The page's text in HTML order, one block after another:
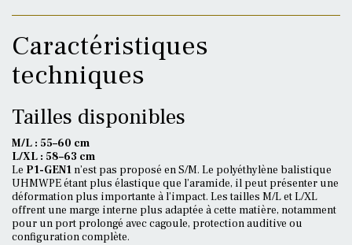
Caractéristiques
techniques
Tailles disponibles
M/L : 55–60 cm
L/XL : 58–63 cm
Le P1-GEN1 n’est pas proposé en S/M. Le polyéthylène balistique
UHMWPE étant plus élastique que l’aramide, il peut présenter une
déformation plus importante à l’impact. Les tailles M/L et L/XL
offrent une marge interne plus adaptée à cette matière, notamment
pour un port prolongé avec cagoule, protection auditive ou
configuration complète.